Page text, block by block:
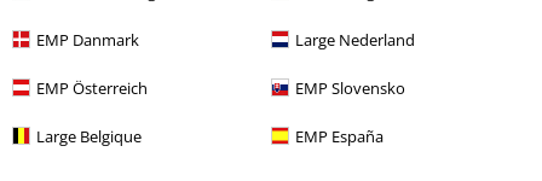
EMP Danmark Large Nederland
EMP Österreich EMP Slovensko
Large Belgique EMP España